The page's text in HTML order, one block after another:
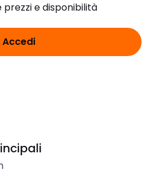
prezzi e disponibilità
Accedi